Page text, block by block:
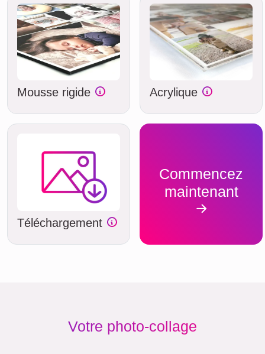
Mousse rigide Acrylique
Téléchargement
Commencez
maintenant
Votre photo-collage